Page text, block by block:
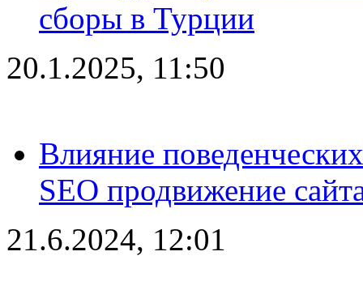
сборы в Турции
20.1.2025, 11:50
Влияние
SEO продвижение
21.6.2024, 12:01